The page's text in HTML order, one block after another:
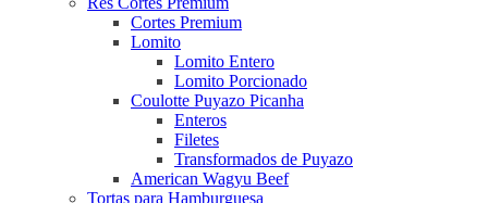
Cortes Premium
Lomito
Lomito Entero
Lomito Porcionado
Coulotte Puyazo Picanha
Enteros
Filetes
Transformados de Puyazo
American Wagyu Beef
Tortas para Hamburguesa